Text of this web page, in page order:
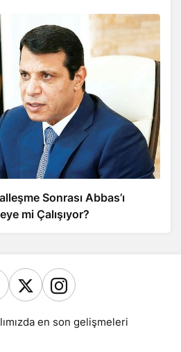
Sonrası Abbas’ı
mi Çalışıyor?
en son gelişmeleri